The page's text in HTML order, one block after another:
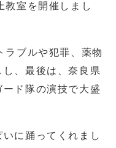
教室を開催しまし
ブルや犯罪、薬物
、最後は、奈良県
ド隊の演技で大盛
に踊ってくれまし